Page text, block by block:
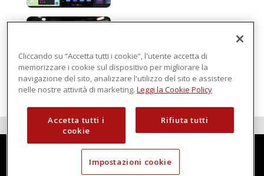
Regolamento macchine
Cliccando su “Accetta tutti i cookie”, l'utente accetta di
memorizzare i cookie sul dispositivo per migliorare la
navigazione del sito, analizzare l'utilizzo del sito e assistere
nelle nostre attività di marketing. Leggi la Cookie Policy
Accetta tutti i
cookie
Rifiuta tutti
Impostazioni cookie